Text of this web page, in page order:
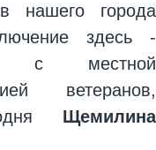
нашего города
здесь -
с местной
ветеранов,
Щемилина